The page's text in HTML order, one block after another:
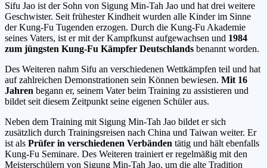
Sifu Jao ist der Sohn von Sigung Min-Tah Jao und hat drei weitere
Geschwister. Seit frühester Kindheit wurden alle Kinder im Sinne
der Kung-Fu Tugenden erzogen. Durch die Kung-Fu Akademie
seines Vaters, ist er mit der Kampfkunst aufgewachsen und 1984
zum jüngsten Kung-Fu Kämpfer Deutschlands benannt worden.
Des Weiteren nahm Sifu an verschiedenen Wettkämpfen teil und hat
auf zahlreichen Demonstrationen sein Können bewiesen. Mit 16
Jahren begann er, seinem Vater beim Training zu assistieren und
bildet seit diesem Zeitpunkt seine eigenen Schüler aus.
Neben dem Training mit Sigung Min-Tah Jao bildet er sich
zusätzlich durch Trainingsreisen nach China und Taiwan weiter. Er
ist als Prüfer in verschiedenen Verbänden tätig und hält ebenfalls
Kung-Fu Seminare. Des Weiteren trainiert er regelmäßig mit den
Meisterschülern von Sigung Min-Tah Jao, um die alte Tradition